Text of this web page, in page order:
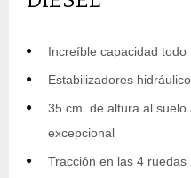
Increíble capacidad todo
Estabilizadores
35 cm. de altura al
excepcional
Tracción en las 4 ruedas